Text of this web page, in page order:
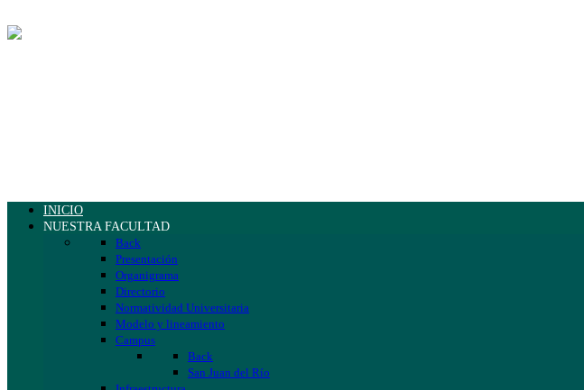
INICIO
NUESTRA FACULTAD
Back
Presentación
Organigrama
Directorio
Normatividad Universitaria
Modelo y lineamiento
Campus
Back
San Juan del Río